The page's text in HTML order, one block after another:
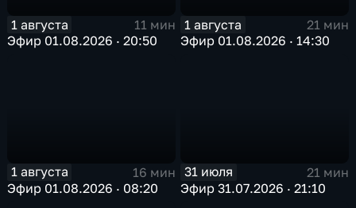
1 августа
11 мин
Эфир 01.08.2026 · 20:50
1 августа
21 мин
Эфир 01.08.2026 · 14:30
1 августа
16 мин
Эфир 01.08.2026 · 08:20
31 июля
21 мин
Эфир 31.07.2026 · 21:10